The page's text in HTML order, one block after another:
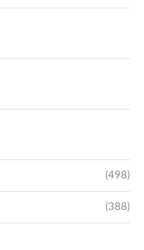
(498)
(388)